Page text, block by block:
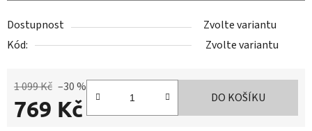
Dostupnost
Zvolte variantu
Kód:
Zvolte variantu
1 099 Kč –30 %
769 Kč DO KOŠÍKU